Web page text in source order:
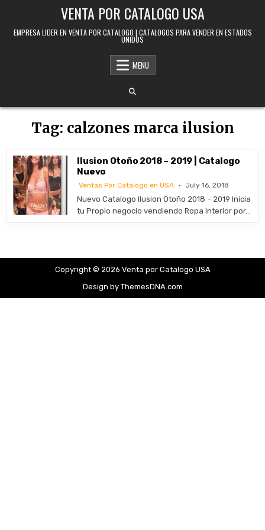
VENTA POR CATALOGO USA
EMPRESA LIDER EN VENTA POR CATALOGO | CATALOGOS PARA VENDER EN ESTADOS
UNIDOS
MENU
Tag: calzones marca ilusion
Ilusion Otoño 2018 – 2019 | Catalogo
Nuevo
Ventas Por Catalogo en USA July 16, 2018
Nuevo Catalogo Ilusion Otoño 2018 – 2019 Inicia
tu Propio negocio vendiendo Ropa Interior por…
Copyright © 2026 Venta por Catalogo USA
Design by ThemesDNA.com